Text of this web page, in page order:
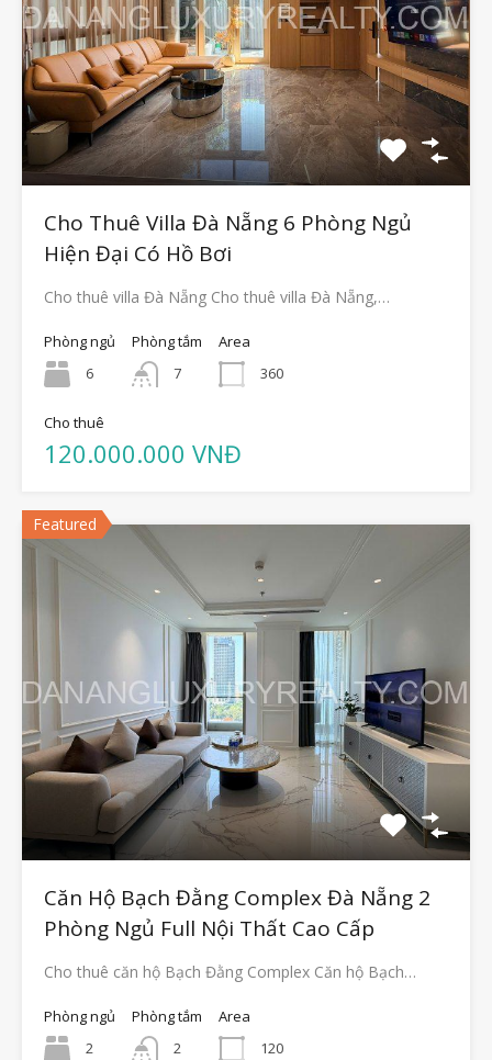
Cho Thuê Villa Đà Nẵng 6 Phòng Ngủ
Hiện Đại Có Hồ Bơi
Cho thuê villa Đà Nẵng Cho thuê villa Đà Nẵng,…
Phòng ngủ
6
Phòng tắm
7
Area
360
Cho thuê
120.000.000 VNĐ
Featured
Căn Hộ Bạch Đằng Complex Đà Nẵng 2
Phòng Ngủ Full Nội Thất Cao Cấp
Cho thuê căn hộ Bạch Đằng Complex Căn hộ Bạch…
Phòng ngủ
2
Phòng tắm
2
Area
120